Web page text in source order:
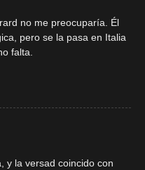
no me preocuparía. Él
pero se la pasa en Italia
falta.
y la versad coincido con